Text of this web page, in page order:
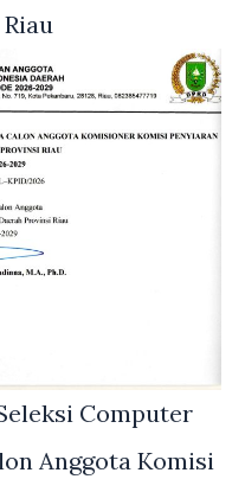
Computer
Anggota Komisi